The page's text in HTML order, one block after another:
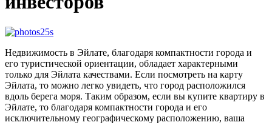
Недвижимость в Эйлате, благодаря компактности города и
его туристической ориентации, обладает характерными
только для Эйлата качествами. Если посмотреть на карту
Эйлата, то можно легко увидеть, что город расположился
вдоль берега моря. Таким образом, если вы купите квартиру в
Эйлате, то благодаря компактности города и его
исключительному географическому расположению, ваша